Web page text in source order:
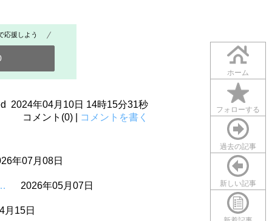
ホーム
フォローする
過去の記事
新しい記事
応援しよう
2024年04月10日 14時15分31秒
コメント(0) | コメントを書く
年07月08日
2026年05月07日
月15日